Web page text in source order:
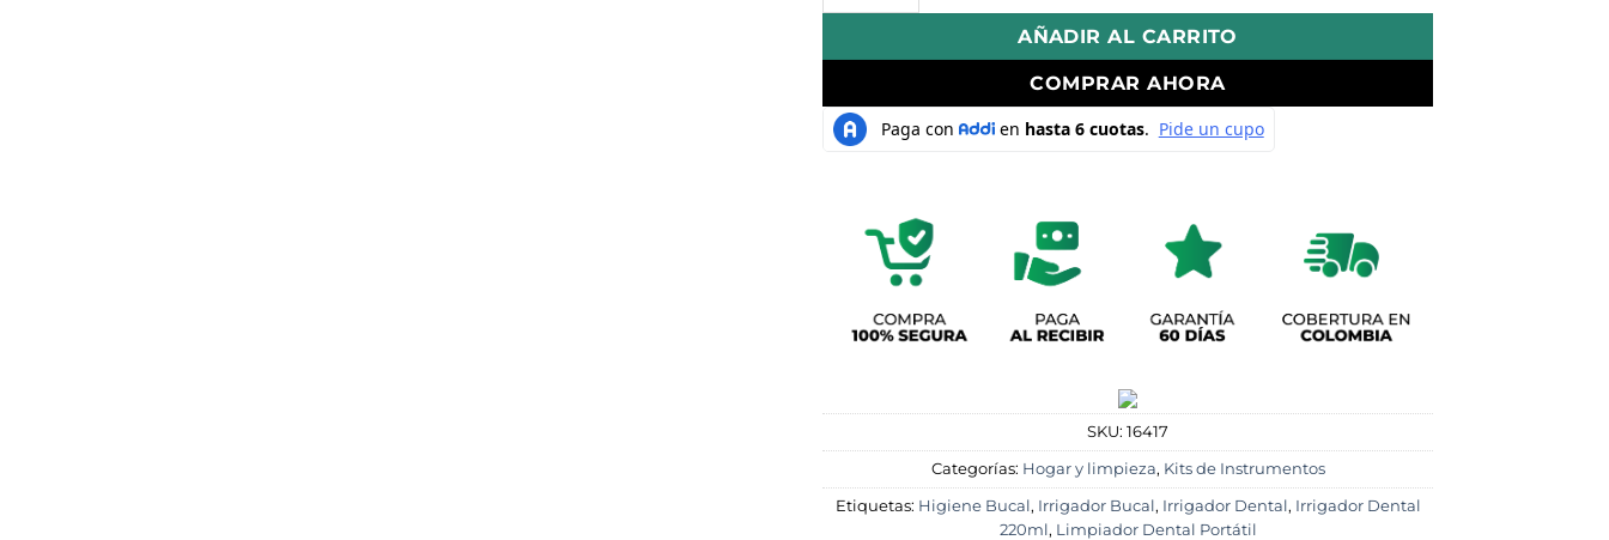
AÑADIR AL CARRITO
COMPRAR AHORA
SKU: 16417
Categorías: Hogar y limpieza, Kits de Instrumentos
Etiquetas: Higiene Bucal, Irrigador Bucal, Irrigador Dental, Irrigador Dental
220ml, Limpiador Dental Portátil